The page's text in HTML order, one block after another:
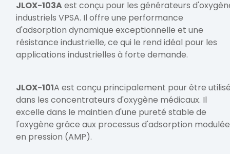
JLOX-103Aest conçu pour les générateurs
industriels VPSA. Il offre une performance
d'adsorption dynamique exceptionnelle et une
résistance industrielle, ce qui le rend idéal pour les
applications industrielles à forte demande.
JLOX-101A est conçu principalement pour être
dans les concentrateurs d'oxygène médicaux. Il
excelle dans le maintien d'une pureté stable de
l'oxygène grâce aux processus d'adsorption modulée
en pression (AMP).